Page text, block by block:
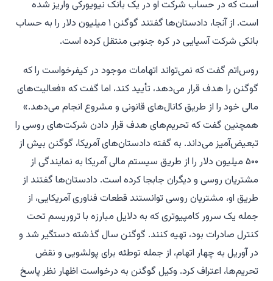
است که در حساب شرکت او در یک بانک نیویورکی واریز شده
است. از آنجا، دادستان‌ها گفتند گوگنن ۱ میلیون دلار را به حساب
بانکی شرکت آسیایی در کره جنوبی منتقل کرده است.
روس‌اتم گفت که نمی‌تواند اتهامات موجود در کیفرخواست را که
گوگنن را هدف قرار می‌دهد، تأیید کند، اما گفت که «فعالیت‌های
مالی خود را از طریق کانال‌های قانونی و مشروع انجام می‌دهد.»
همچنین گفت که تحریم‌های هدف قرار دادن شرکت‌های روسی را
تبعیض‌آمیز می‌داند. به گفته دادستان‌های آمریکا، گوگنن بیش از
۵۰۰ میلیون دلار را از طریق سیستم مالی آمریکا به نمایندگی از
مشتریان روسی و دیگران جابجا کرده است. دادستان‌ها گفتند از
طریق او، مشتریان روسی توانستند قطعات فناوری آمریکایی، از
جمله یک سرور کامپیوتری که به دلایل مبارزه با تروریسم تحت
کنترل صادرات بود، تهیه کنند. گوگنن سال گذشته دستگیر شد و
در آوریل به چهار اتهام، از جمله توطئه برای پولشویی و نقض
تحریم‌ها، اعتراف کرد. وکیل گوگنن به درخواست اظهار نظر پاسخ